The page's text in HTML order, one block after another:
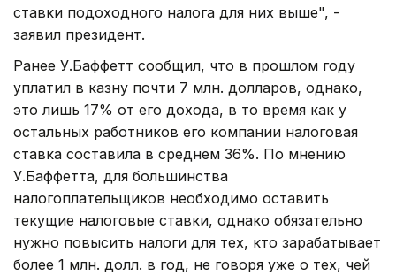
ставки подоходного налога для них выше", -
заявил президент.
Ранее У.Баффетт сообщил, что в прошлом году
уплатил в казну почти 7 млн. долларов, однако,
это лишь 17% от его дохода, в то время как у
остальных работников его компании налоговая
ставка составила в среднем 36%. По мнению
У.Баффетта, для большинства
налогоплательщиков необходимо оставить
текущие налоговые ставки, однако обязательно
нужно повысить налоги для тех, кто зарабатывает
более 1 млн. долл. в год, не говоря уже о тех, чей